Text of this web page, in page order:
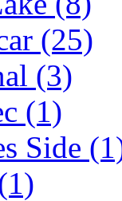
(25)
(3)
(1)
Side